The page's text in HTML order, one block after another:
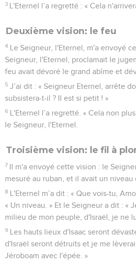
3 L'Eternel l’a regretté : « Cela
Deuxième vision: le feu
4 Le Seigneur, l'Eternel, m'a envoyé
Seigneur, l'Eternel, proclamait le
feu avait dévoré le grand abîme et
5 J’ai dit : « Seigneur Eternel, arrête
subsistera-t-il ? Il est si petit ! »
6 L'Eternel l’a regretté. « Cela non
le Seigneur, l'Eternel.
Troisième vision: le fil à
7 Il m'a envoyé cette vision : le
mesuré au ruban, et il avait un niveau
8 L'Eternel m’a dit : « Que vois-tu,
« Un niveau. » Et le Seigneur a dit : «
milieu de mon peuple, d'Israël, je ne
9 Les hauts lieux d'Isaac seront
d'Israël seront détruits et je me
Jéroboam avec l'épée. »